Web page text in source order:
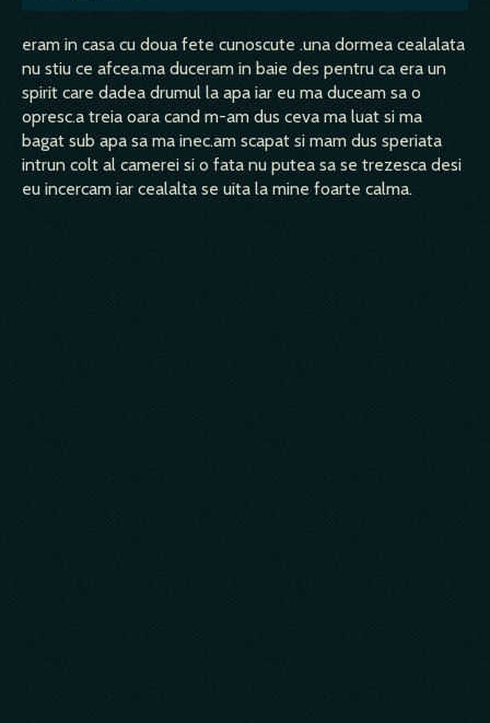
eram in casa cu doua fete cunoscute .una dormea cealalata
nu stiu ce afcea.ma duceram in baie des pentru ca era un
spirit care dadea drumul la apa iar eu ma duceam sa o
opresc.a treia oara cand m-am dus ceva ma luat si ma
bagat sub apa sa ma inec.am scapat si mam dus speriata
intrun colt al camerei si o fata nu putea sa se trezesca desi
eu incercam iar cealalta se uita la mine foarte calma.